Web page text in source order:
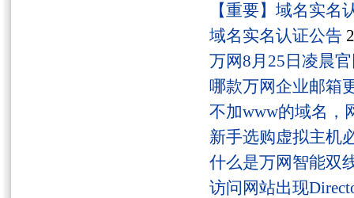
【重要】域名实名
域名实名认证公告
万网8月25日凌晨
哪款万网企业邮箱
不加www的域名，
新手选购虚拟主机
什么是万网智能双
访问网站出现